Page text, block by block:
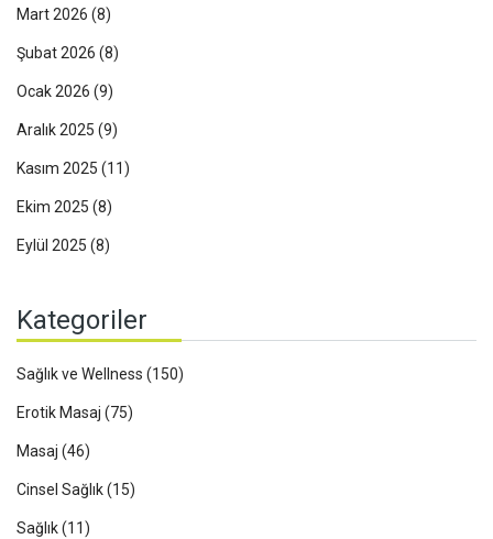
Mart 2026 (8)
Şubat 2026 (8)
Ocak 2026 (9)
Aralık 2025 (9)
Kasım 2025 (11)
Ekim 2025 (8)
Eylül 2025 (8)
Kategoriler
Sağlık ve Wellness (150)
Erotik Masaj (75)
Masaj (46)
Cinsel Sağlık(15)
Sağlık(11)